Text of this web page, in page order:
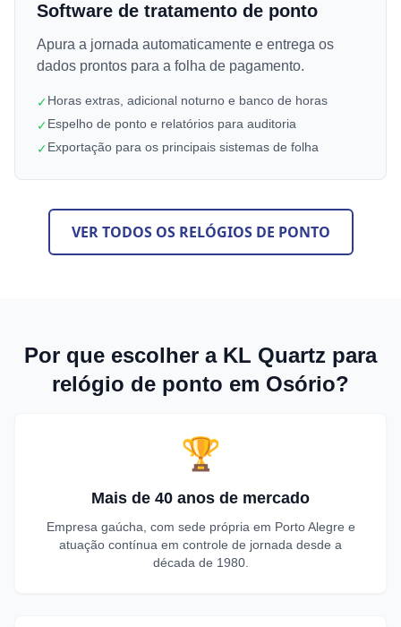
Software de tratamento de ponto
Apura a jornada automaticamente e entrega os
dados prontos para a folha de pagamento.
✓Horas extras, adicional noturno e banco de horas
✓Espelho de ponto e relatórios para auditoria
✓Exportação para os principais sistemas de folha
VER TODOS OS RELÓGIOS DE PONTO
Por que escolher a KL Quartz para
relógio de ponto em Osório?
🏆
Mais de 40 anos de mercado
Empresa gaúcha, com sede própria em Porto Alegre e
atuação contínua em controle de jornada desde a
década de 1980.